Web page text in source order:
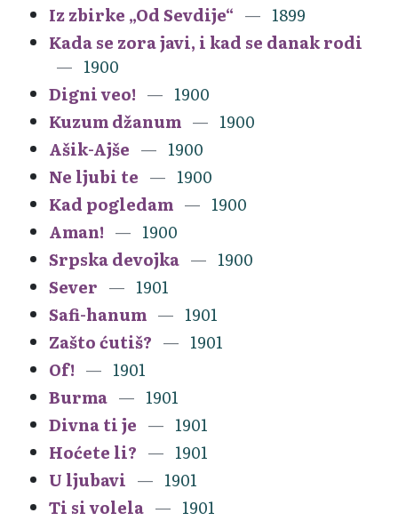
Iz zbirke „Od Sevdije“
1899
Kada se zora javi, i kad se danak rodi
1900
Digni veo!
1900
Kuzum džanum
1900
Ašik-Ajše
1900
Ne ljubi te
1900
Kad pogledam
1900
Aman!
1900
Srpska devojka
1900
Sever
1901
Safi-hanum
1901
Zašto ćutiš?
1901
Of!
1901
Burma
1901
Divna ti je
1901
Hoćete li?
1901
U ljubavi
1901
Ti si volela
1901